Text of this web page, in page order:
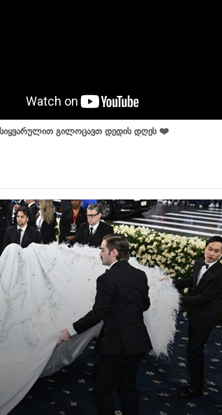
სიყვარულით გილოცავთ დედის დღეს ❤️